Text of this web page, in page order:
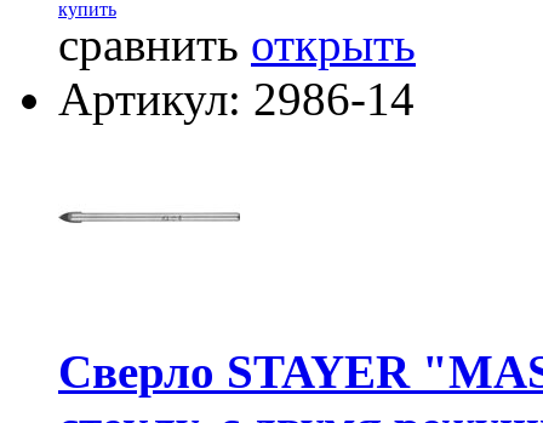
купить
сравнить открыть
Артикул: 2986-14
Сверло STAYER